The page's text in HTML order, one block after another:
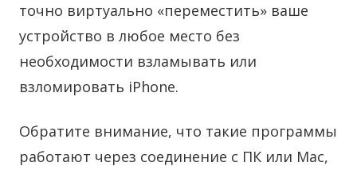
точно виртуально «переместить» ваше
устройство в любое место без
необходимости взламывать или
взломировать iPhone.
Обратите внимание, что такие программы
работают через соединение с ПК или Mac,